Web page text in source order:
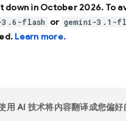
down in October 2026. To
3.6-flash or gemini-3.1-
Learn more.
用 AI 技术将内容翻译成您偏好